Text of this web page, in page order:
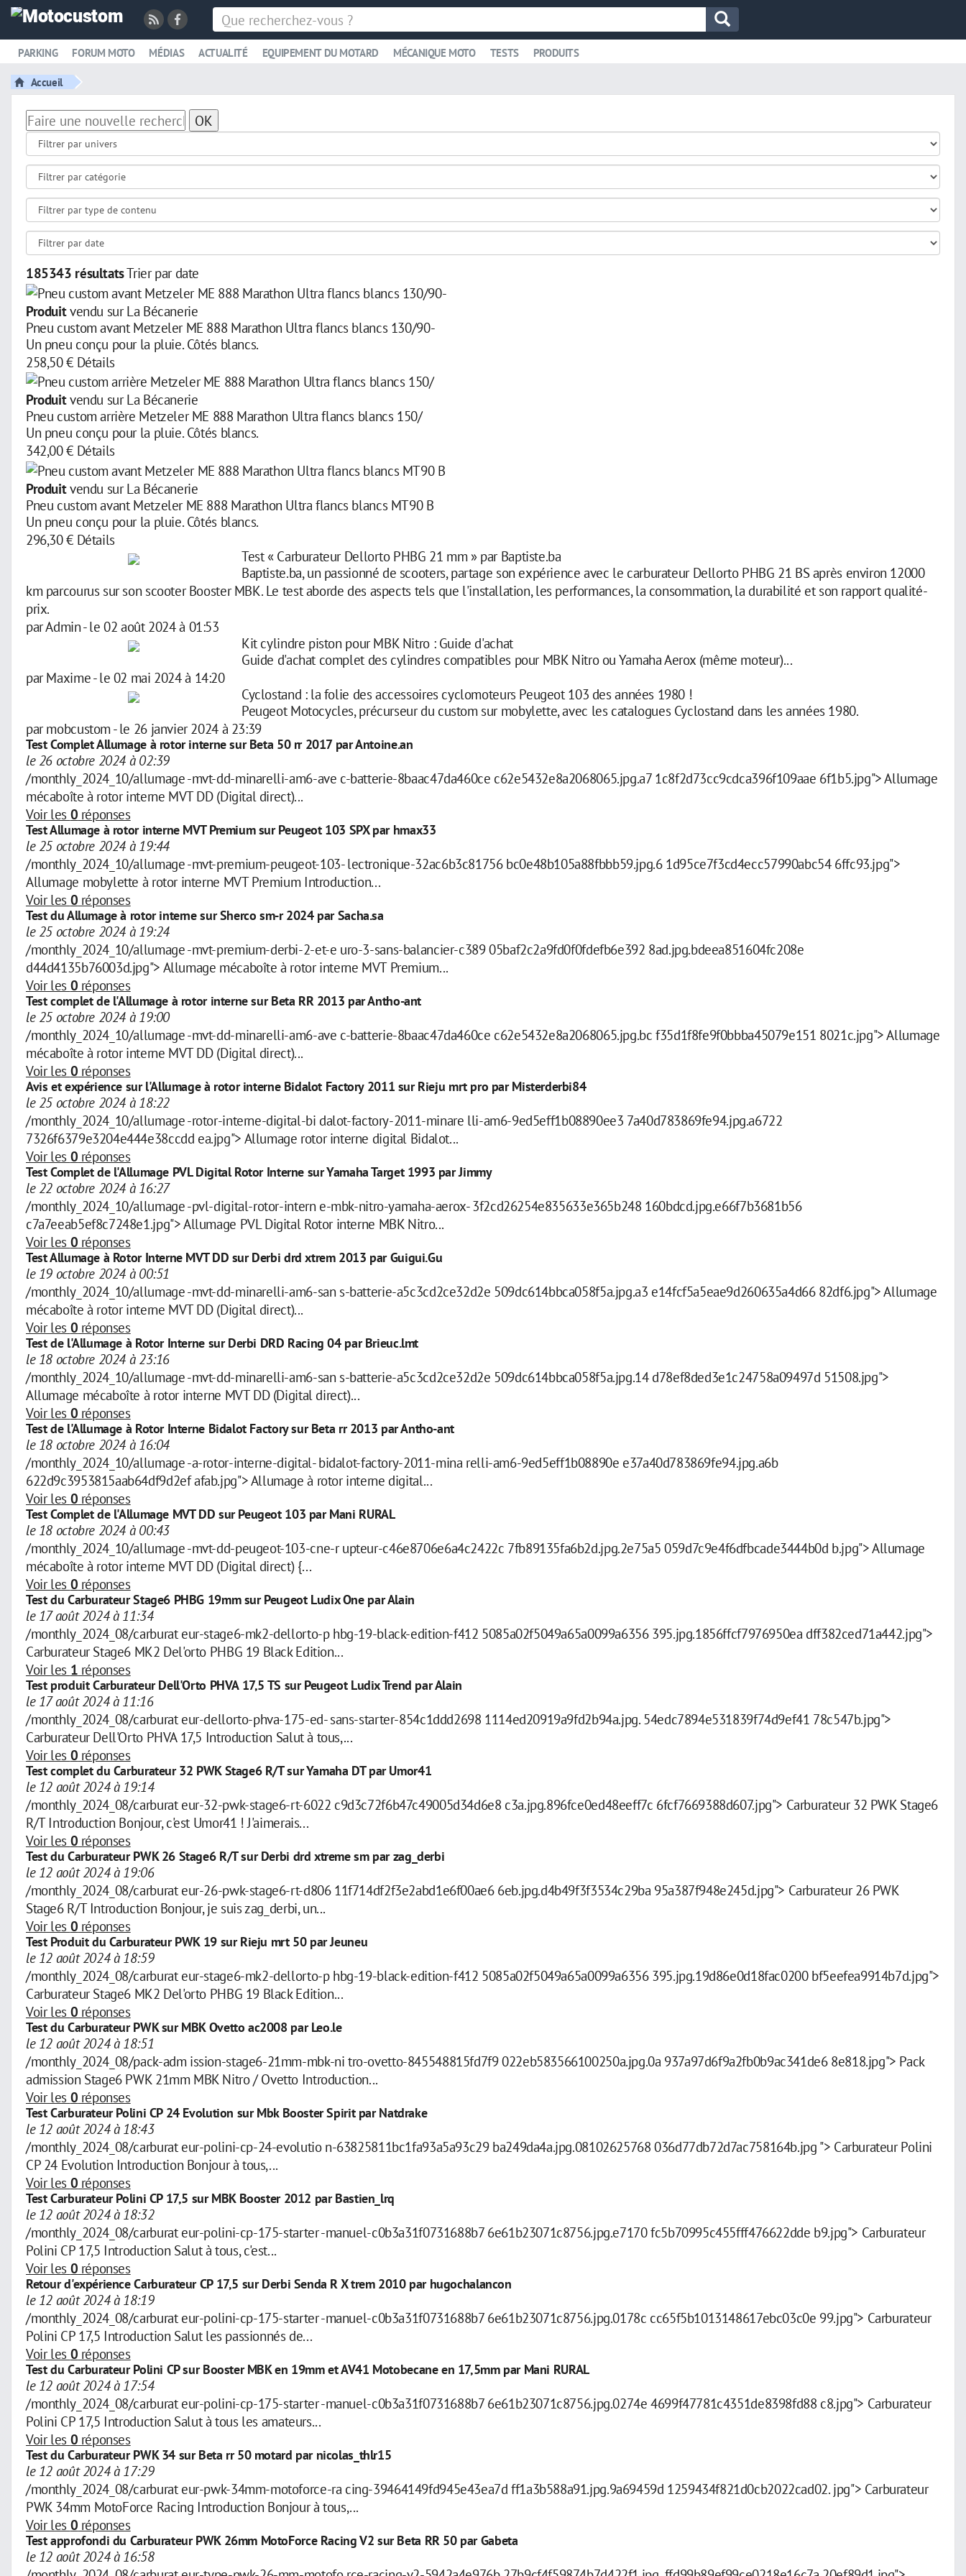
PARKING FORUM MOTO MÉDIAS ACTUALITÉ EQUIPEMENT DU MOTARD MÉCANIQUE MOTO TESTS PRODUITS
Accueil
OK
185343 résultatsTrier par date
Produitvendu sur La Bécanerie
Pneu custom avant Metzeler ME 888 Marathon Ultra flancs blancs 130/90-
Un pneu conçu pour la pluie. Côtés blancs.
258,50 € Détails
Produitvendu sur La Bécanerie
Pneu custom arrière Metzeler ME 888 Marathon Ultra flancs blancs 150/
Un pneu conçu pour la pluie. Côtés blancs.
342,00 € Détails
Produitvendu sur La Bécanerie
Pneu custom avant Metzeler ME 888 Marathon Ultra flancs blancs MT90 B
Un pneu conçu pour la pluie. Côtés blancs.
296,30 € Détails
Test « Carburateur Dellorto PHBG 21 mm » par Baptiste.ba
Baptiste.ba, un passionné de scooters, partage son expérience avec le carburateur Dellorto PHBG 21 BS après environ 12000
km parcourus sur son scooter Booster MBK. Le test aborde des aspects tels que l'installation, les performances, la consommation, la durabilité et son rapport qualité-
prix.
parAdmin-le 02 août 2024 à 01:53
Kit cylindre piston pour MBK Nitro : Guide d'achat
Guide d'achat complet des cylindres compatibles pour MBK Nitro ou Yamaha Aerox (même moteur)...
parMaxime-le 02 mai 2024 à 14:20
Cyclostand : la folie des accessoires cyclomoteurs Peugeot 103 des années 1980 !
Peugeot Motocycles, précurseur du custom sur mobylette, avec les catalogues Cyclostand dans les années 1980.
parmobcustom-le 26 janvier 2024 à 23:39
Test Complet Allumage à rotor interne sur Beta 50 rr 2017 par Antoine.an
le 26 octobre 2024 à 02:39
/monthly_2024_10/allumage -mvt-dd-minarelli-am6-ave c-batterie-8baac47da460ce c62e5432e8a2068065.jpg.a7 1c8f2d73cc9cdca396f109aae 6f1b5.jpg"> Allumage
mécaboîte à rotor interne MVT DD (Digital direct)...
Voir les 0 réponses
Test Allumage à rotor interne MVT Premium sur Peugeot 103 SPX par hmax33
le 25 octobre 2024 à 19:44
/monthly_2024_10/allumage -mvt-premium-peugeot-103- lectronique-32ac6b3c81756 bc0e48b105a88fbbb59.jpg.6 1d95ce7f3cd4ecc57990abc54 6ffc93.jpg">
Allumage mobylette à rotor interne MVT Premium Introduction...
Voir les 0 réponses
Test du Allumage à rotor interne sur Sherco sm-r 2024 par Sacha.sa
le 25 octobre 2024 à 19:24
/monthly_2024_10/allumage -mvt-premium-derbi-2-et-e uro-3-sans-balancier-c389 05baf2c2a9fd0f0fdefb6e392 8ad.jpg.bdeea851604fc208e
d44d4135b76003d.jpg"> Allumage mécaboîte à rotor interne MVT Premium...
Voir les 0 réponses
Test complet de l'Allumage à rotor interne sur Beta RR 2013 par Antho-ant
le 25 octobre 2024 à 19:00
/monthly_2024_10/allumage -mvt-dd-minarelli-am6-ave c-batterie-8baac47da460ce c62e5432e8a2068065.jpg.bc f35d1f8fe9f0bbba45079e151 8021c.jpg"> Allumage
mécaboîte à rotor interne MVT DD (Digital direct)...
Voir les 0 réponses
Avis et expérience sur l'Allumage à rotor interne Bidalot Factory 2011 sur Rieju mrt pro par Misterderbi84
le 25 octobre 2024 à 18:22
/monthly_2024_10/allumage -rotor-interne-digital-bi dalot-factory-2011-minare lli-am6-9ed5eff1b08890ee3 7a40d783869fe94.jpg.a6722
7326f6379e3204e444e38ccdd ea.jpg"> Allumage rotor interne digital Bidalot...
Voir les 0 réponses
Test Complet de l'Allumage PVL Digital Rotor Interne sur Yamaha Target 1993 par Jimmy
le 22 octobre 2024 à 16:27
/monthly_2024_10/allumage -pvl-digital-rotor-intern e-mbk-nitro-yamaha-aerox- 3f2cd26254e835633e365b248 160bdcd.jpg.e66f7b3681b56
c7a7eeab5ef8c7248e1.jpg"> Allumage PVL Digital Rotor interne MBK Nitro...
Voir les 0 réponses
Test Allumage à Rotor Interne MVT DD sur Derbi drd xtrem 2013 par Guigui.Gu
le 19 octobre 2024 à 00:51
/monthly_2024_10/allumage -mvt-dd-minarelli-am6-san s-batterie-a5c3cd2ce32d2e 509dc614bbca058f5a.jpg.a3 e14fcf5a5eae9d260635a4d66 82df6.jpg"> Allumage
mécaboîte à rotor interne MVT DD (Digital direct)...
Voir les 0 réponses
Test de l'Allumage à Rotor Interne sur Derbi DRD Racing 04 par Brieuc.lmt
le 18 octobre 2024 à 23:16
/monthly_2024_10/allumage -mvt-dd-minarelli-am6-san s-batterie-a5c3cd2ce32d2e 509dc614bbca058f5a.jpg.14 d78ef8ded3e1c24758a09497d 51508.jpg">
Allumage mécaboîte à rotor interne MVT DD (Digital direct)...
Voir les 0 réponses
Test de l'Allumage à Rotor Interne Bidalot Factory sur Beta rr 2013 par Antho-ant
le 18 octobre 2024 à 16:04
/monthly_2024_10/allumage -a-rotor-interne-digital- bidalot-factory-2011-mina relli-am6-9ed5eff1b08890e e37a40d783869fe94.jpg.a6b
622d9c3953815aab64df9d2ef afab.jpg"> Allumage à rotor interne digital...
Voir les 0 réponses
Test Complet de l'Allumage MVT DD sur Peugeot 103 par Mani RURAL
le 18 octobre 2024 à 00:43
/monthly_2024_10/allumage -mvt-dd-peugeot-103-cne-r upteur-c46e8706e6a4c2422c 7fb89135fa6b2d.jpg.2e75a5 059d7c9e4f6dfbcade3444b0d b.jpg"> Allumage
mécaboîte à rotor interne MVT DD (Digital direct) {...
Voir les 0 réponses
Test du Carburateur Stage6 PHBG 19mm sur Peugeot Ludix One par Alain
le 17 août 2024 à 11:34
/monthly_2024_08/carburat eur-stage6-mk2-dellorto-p hbg-19-black-edition-f412 5085a02f5049a65a0099a6356 395.jpg.1856ffcf7976950ea dff382ced71a442.jpg">
Carburateur Stage6 MK2 Del'orto PHBG 19 Black Edition...
Voir les 1 réponses
Test produit Carburateur Dell'Orto PHVA 17,5 TS sur Peugeot Ludix Trend par Alain
le 17 août 2024 à 11:16
/monthly_2024_08/carburat eur-dellorto-phva-175-ed- sans-starter-854c1ddd2698 1114ed20919a9fd2b94a.jpg. 54edc7894e531839f74d9ef41 78c547b.jpg">
Carburateur Dell'Orto PHVA 17,5 Introduction Salut à tous,...
Voir les 0 réponses
Test complet du Carburateur 32 PWK Stage6 R/T sur Yamaha DT par Umor41
le 12 août 2024 à 19:14
/monthly_2024_08/carburat eur-32-pwk-stage6-rt-6022 c9d3c72f6b47c49005d34d6e8 c3a.jpg.896fce0ed48eeff7c 6fcf7669388d607.jpg"> Carburateur 32 PWK Stage6
R/T Introduction Bonjour, c'est Umor41 ! J'aimerais...
Voir les 0 réponses
Test du Carburateur PWK 26 Stage6 R/T sur Derbi drd xtreme sm par zag_derbi
le 12 août 2024 à 19:06
/monthly_2024_08/carburat eur-26-pwk-stage6-rt-d806 11f714df2f3e2abd1e6f00ae6 6eb.jpg.d4b49f3f3534c29ba 95a387f948e245d.jpg"> Carburateur 26 PWK
Stage6 R/T Introduction Bonjour, je suis zag_derbi, un...
Voir les 0 réponses
Test Produit du Carburateur PWK 19 sur Rieju mrt 50 par Jeuneu
le 12 août 2024 à 18:59
/monthly_2024_08/carburat eur-stage6-mk2-dellorto-p hbg-19-black-edition-f412 5085a02f5049a65a0099a6356 395.jpg.19d86e0d18fac0200 bf5eefea9914b7d.jpg">
Carburateur Stage6 MK2 Del'orto PHBG 19 Black Edition...
Voir les 0 réponses
Test du Carburateur PWK sur MBK Ovetto ac2008 par Leo.le
le 12 août 2024 à 18:51
/monthly_2024_08/pack-adm ission-stage6-21mm-mbk-ni tro-ovetto-845548815fd7f9 022eb583566100250a.jpg.0a 937a97d6f9a2fb0b9ac341de6 8e818.jpg"> Pack
admission Stage6 PWK 21mm MBK Nitro / Ovetto Introduction...
Voir les 0 réponses
Test Carburateur Polini CP 24 Evolution sur Mbk Booster Spirit par Natdrake
le 12 août 2024 à 18:43
/monthly_2024_08/carburat eur-polini-cp-24-evolutio n-63825811bc1fa93a5a93c29 ba249da4a.jpg.08102625768 036d77db72d7ac758164b.jpg "> Carburateur Polini
CP 24 Evolution Introduction Bonjour à tous,...
Voir les 0 réponses
Test Carburateur Polini CP 17,5 sur MBK Booster 2012 par Bastien_lrq
le 12 août 2024 à 18:32
/monthly_2024_08/carburat eur-polini-cp-175-starter -manuel-c0b3a31f0731688b7 6e61b23071c8756.jpg.e7170 fc5b70995c455fff476622dde b9.jpg"> Carburateur
Polini CP 17,5 Introduction Salut à tous, c'est...
Voir les 0 réponses
Retour d'expérience Carburateur CP 17,5 sur Derbi Senda R X trem 2010 par hugochalancon
le 12 août 2024 à 18:19
/monthly_2024_08/carburat eur-polini-cp-175-starter -manuel-c0b3a31f0731688b7 6e61b23071c8756.jpg.0178c cc65f5b1013148617ebc03c0e 99.jpg"> Carburateur
Polini CP 17,5 Introduction Salut les passionnés de...
Voir les 0 réponses
Test du Carburateur Polini CP sur Booster MBK en 19mm et AV41 Motobecane en 17,5mm par Mani RURAL
le 12 août 2024 à 17:54
/monthly_2024_08/carburat eur-polini-cp-175-starter -manuel-c0b3a31f0731688b7 6e61b23071c8756.jpg.0274e 4699f47781c4351de8398fd88 c8.jpg"> Carburateur
Polini CP 17,5 Introduction Salut à tous les amateurs...
Voir les 0 réponses
Test du Carburateur PWK 34 sur Beta rr 50 motard par nicolas_thlr15
le 12 août 2024 à 17:29
/monthly_2024_08/carburat eur-pwk-34mm-motoforce-ra cing-39464149fd945e43ea7d ff1a3b588a91.jpg.9a69459d 1259434f821d0cb2022cad02. jpg"> Carburateur
PWK 34mm MotoForce Racing Introduction Bonjour à tous,...
Voir les 0 réponses
Test approfondi du Carburateur PWK 26mm MotoForce Racing V2 sur Beta RR 50 par Gabeta
le 12 août 2024 à 16:58